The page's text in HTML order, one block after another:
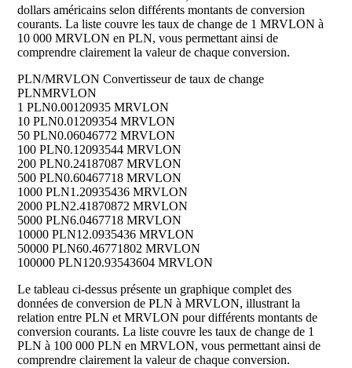
dollars américains selon différents montants de conversion
courants. La liste couvre les taux de change de 1 MRVLON à
10 000 MRVLON en PLN, vous permettant ainsi de
comprendre clairement la valeur de chaque conversion.
PLN/MRVLON Convertisseur de taux de change
PLNMRVLON
1 PLN0.00120935 MRVLON
10 PLN0.01209354 MRVLON
50 PLN0.06046772 MRVLON
100 PLN0.12093544 MRVLON
200 PLN0.24187087 MRVLON
500 PLN0.60467718 MRVLON
1000 PLN1.20935436 MRVLON
2000 PLN2.41870872 MRVLON
5000 PLN6.0467718 MRVLON
10000 PLN12.0935436 MRVLON
50000 PLN60.46771802 MRVLON
100000 PLN120.93543604 MRVLON
Le tableau ci-dessus présente un graphique complet des
données de conversion de PLN à MRVLON, illustrant la
relation entre PLN et MRVLON pour différents montants de
conversion courants. La liste couvre les taux de change de 1
PLN à 100 000 PLN en MRVLON, vous permettant ainsi de
comprendre clairement la valeur de chaque conversion.